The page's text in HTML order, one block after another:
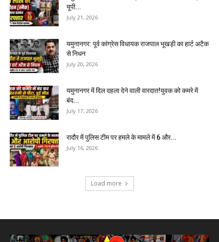
यूपी...
July 21, 2026
यमुनानगर: पूर्व कांग्रेस विधायक राजपाल भूखड़ी का हार्ट अटैक
से निधन
July 20, 2026
यमुनानगर में दिल दहला देने वाली वारदात!युवक को कमरे में
बंद...
July 17, 2026
रादौर में पुलिस टीम पर हमले के मामले में 6 और...
July 16, 2026
Load more